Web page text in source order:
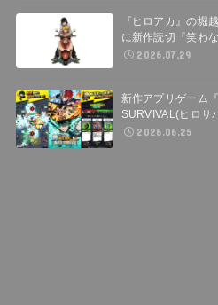
『ヒロアカ』の堀
に新作読切『笑わ
2026.07.29
新作アプリゲーム
SURVIVAL(ヒロサ
2026.06.25